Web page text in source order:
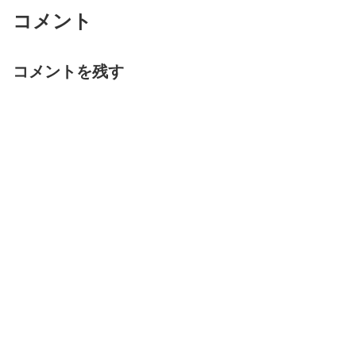
コメント
コメントを残す